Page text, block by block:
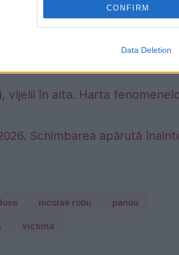
CONFIRM
Data Deletion
vijelii în alta. Harta
Schimbarea apărută
nicolae robu panou
victima